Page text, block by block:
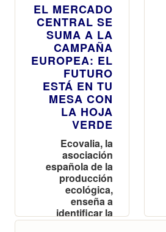
EL MERCADO
CENTRAL SE
SUMA A LA
CAMPAÑA
EUROPEA: EL
FUTURO
ESTÁ EN TU
MESA CON
LA HOJA
VERDE
Ecovalia, la
asociación
española de la
producción
ecológica,
enseña a
identificar la
Eurohoja, el